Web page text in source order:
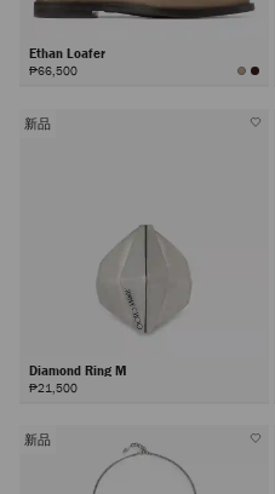
Ethan Loafer
₱66,500
新品
Diamond Ring M
₱21,500
新品